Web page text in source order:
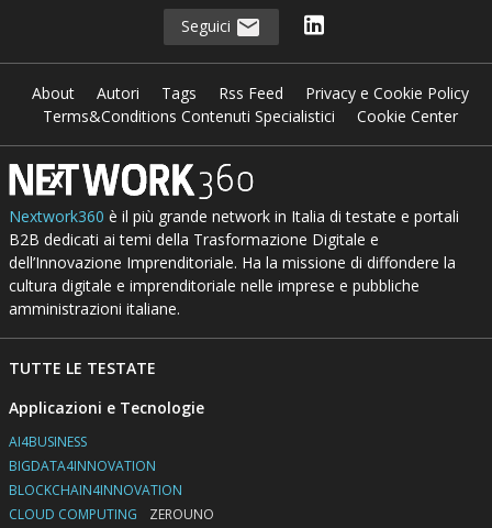
Seguici
About Autori Tags Rss Feed
Privacy e Cookie Policy
Terms&Conditions Contenuti Specialistici
Cookie Center
Nextwork360 è il più grande network in Italia di testate e portali
B2B dedicati ai temi della Trasformazione Digitale e
dell’Innovazione Imprenditoriale. Ha la missione di diffondere la
cultura digitale e imprenditoriale nelle imprese e pubbliche
amministrazioni italiane.
TUTTE LE TESTATE
Applicazioni e Tecnologie
AI4BUSINESS
BIGDATA4INNOVATION
BLOCKCHAIN4INNOVATION
CLOUD COMPUTING
ZEROUNO